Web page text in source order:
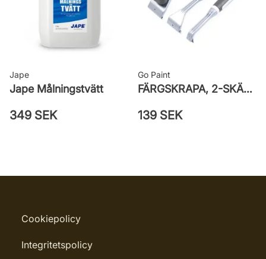
Jape
Jape Målningstvätt
349 SEK
Go Paint
FÄRGSKRAPA, 2-SKÄR/REFILL
139 SEK
Cookiepolicy
Integritetspolicy